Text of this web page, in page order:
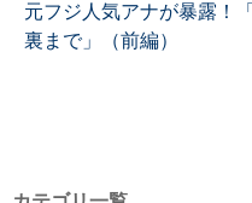
元フジ人気アナが暴露！
裏まで」（前編）